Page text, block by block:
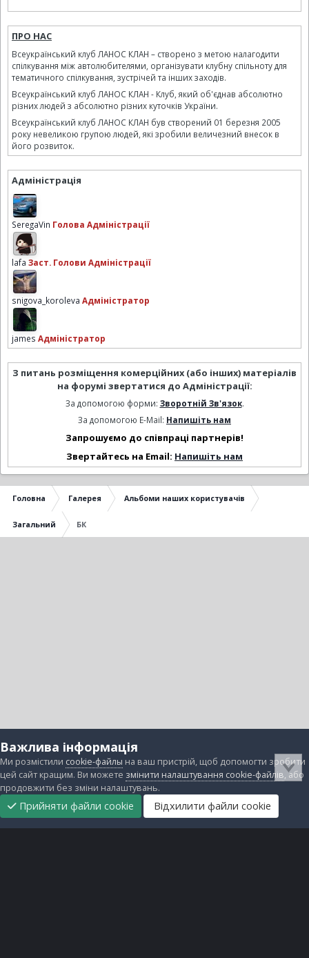
ПРО НАС
Всеукраїнський клуб ЛАНОС КЛАН – створено з метою налагодити
спілкування між автолюбителями, організувати клубну спільноту для
тематичного спілкування, зустрічей та інших заходів.
Всеукраїнський клуб ЛАНОС КЛАН - Клуб, який об'єднав абсолютно
різних людей з абсолютно різних куточків України.
Всеукраїнський клуб ЛАНОС КЛАН був створений 01 березня 2005
року невеликою групою людей, які зробили величезний внесок в
його розвиток.
Адміністрація
SeregaVin Голова Адміністрації
lafa Заст. Голови Адміністрації
snigova_koroleva Адміністратор
james Адміністратор
З питань розміщення комерційних (або інших) матеріалів
на форумі звертатися до Адміністрації:
За допомогою форми: Зворотній Зв'язок.
За допомогою E-Mail: Напишіть нам
Запрошуємо до співпраці партнерів!
Звертайтесь на Email: Напишіть нам
Головна Галерея Альбоми наших користувачів
Загальний БК
Важлива інформація
Ми розмістили cookie-файлы на ваш пристрій, щоб допомогти зробити
цей сайт кращим. Ви можете змінити налаштування cookie-файлів, або
продовжити без зміни налаштувань.
Прийняти файли cookie Відхилити файли cookie
Головна
Підтримати
нас
Прибрати
рекламу
Завантаження Непрочитані Реєстрація